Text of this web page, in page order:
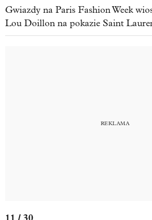
Gwiazdy na Paris Fashion Week
Lou Doillon na pokazie Saint